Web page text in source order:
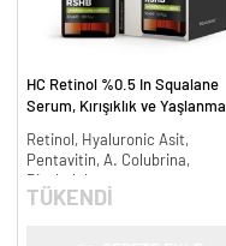
HC Retinol %0.5 In Squalane
Serum, Kırışıklık ve Yaşlanma
Retinol, Hyaluronic Asit,
Pentavitin, A. Colubrina,
Bisabolol
TÜKENDİ